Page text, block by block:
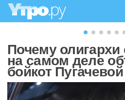
Почему олигархи
на самом деле
бойкот Пугачевой